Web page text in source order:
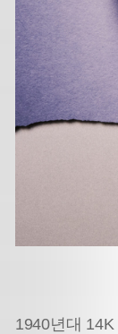
1940년대